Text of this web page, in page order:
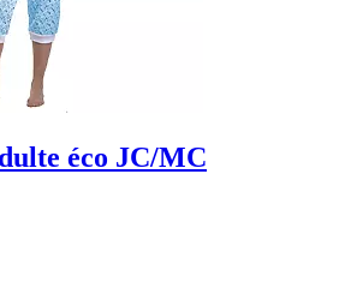
éco JC/MC